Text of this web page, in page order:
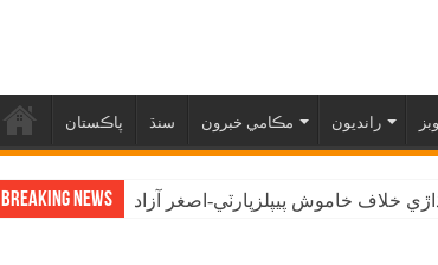
پاڪستان سنڌ مڪامي خبرون رانديون
Breaking News خلاف خاموش پيپلزپارٽي-اصغر آزاد